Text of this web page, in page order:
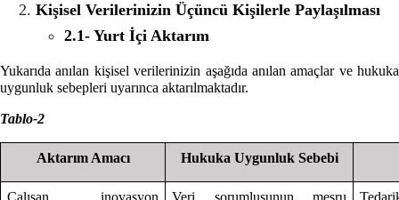
Kişisel Verilerinizin Üçüncü Kişilerle Paylaşılması
2.1- Yurt İçi Aktarım
Yukarıda anılan kişisel verilerinizin aşağıda anılan amaçlar ve hukuka
uygunluk sebepleri uyarınca aktarılmaktadır.
Tablo-2
Aktarım Amacı Hukuka Uygunluk Sebebi